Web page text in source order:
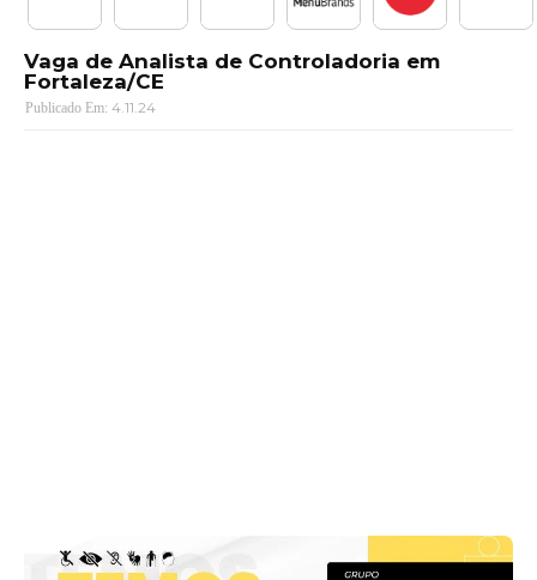
Vaga de Analista de Controladoria em
Fortaleza/CE
4.11.24